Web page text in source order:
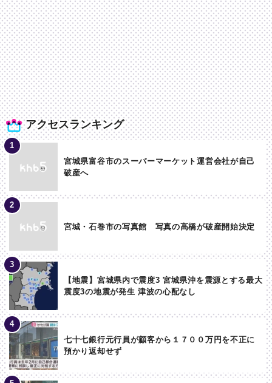
アクセスランキング
宮城県富谷市のスーパーマーケット運営会社が自己
破産へ
宮城・石巻市の写真館 写真の高橋が破産開始決定
【地震】宮城県内で震度3 宮城県沖を震源とする最大
震度3の地震が発生 津波の心配なし
七十七銀行元行員が顧客から１７００万円を不正に
預かり返却せず